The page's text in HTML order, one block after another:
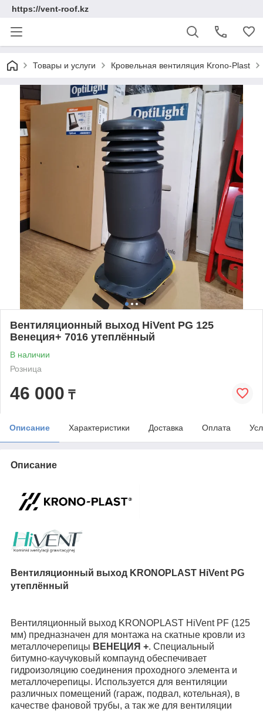
https://vent-roof.kz
Товары и услуги Кровельная вентиляция Krono-Plast
Вентиляционный выход HiVent PG 125
Венеция+ 7016 утеплённый
В наличии
Розница
46 000 ₸
Описание Характеристики Доставка Оплата
Описание
Вентиляционный выход KRONOPLAST HiVent PG
утеплённый
Вентиляционный выход KRONOPLAST HiVent PF (125
мм) предназначен для монтажа на скатные кровли из
металлочерепицы ВЕНЕЦИЯ +. Специальный
битумно-каучуковый компаунд обеспечивает
гидроизоляцию соединения проходного элемента и
металлочерепицы. Используется для вентиляции
различных помещений (гараж, подвал, котельная), в
качестве фановой трубы, а так же для вентиляции